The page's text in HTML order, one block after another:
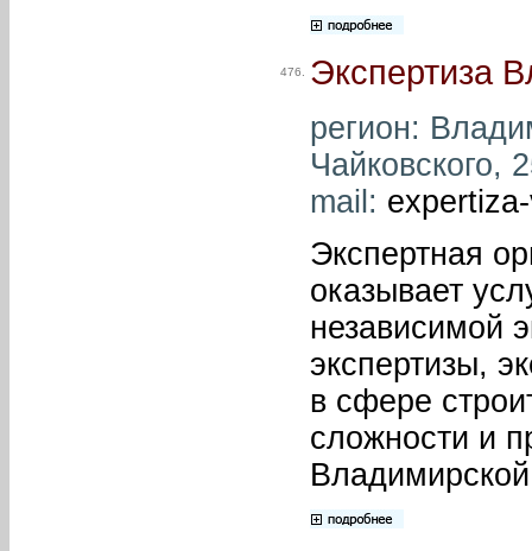
476. Экспертиза
регион:
Чайковского,
mail:
Экспертная
оказывает
независимой
экспертизы,
в сфере
сложности и